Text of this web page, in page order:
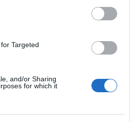
Targeted
and/or Sharing
for which it
sue 135 guglie
il punto ideale
il sole
attenzione:
visita a